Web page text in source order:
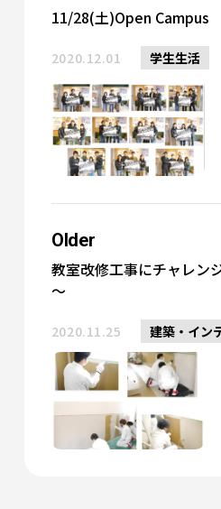
11/28(土)Open Campus
2020.12.01 学生生活
Older
教室改修工事にチャレ
～
2020.11.25 建築・イン